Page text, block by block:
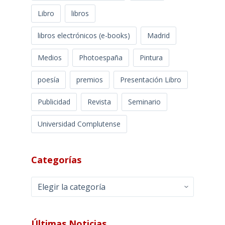
Libro libros
libros electrónicos (e-books) Madrid
Medios Photoespaña Pintura
poesía premios Presentación Libro
Publicidad Revista Seminario
Universidad Complutense
Categorías
Categorías